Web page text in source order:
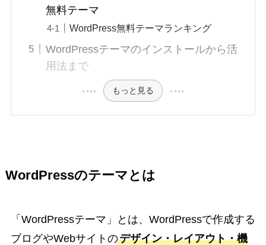
無料テーマ
WordPress無料テーマランキング
WordPressテーマのインストールから活
用法まで
もっと見る
WordPressのテーマとは
「WordPressテーマ」とは、WordPressで作成する
ブログやWebサイトのデザイン・レイアウト・機